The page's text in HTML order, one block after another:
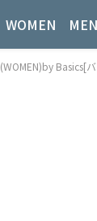
WOMEN MEN
(WOMEN)by Basics[